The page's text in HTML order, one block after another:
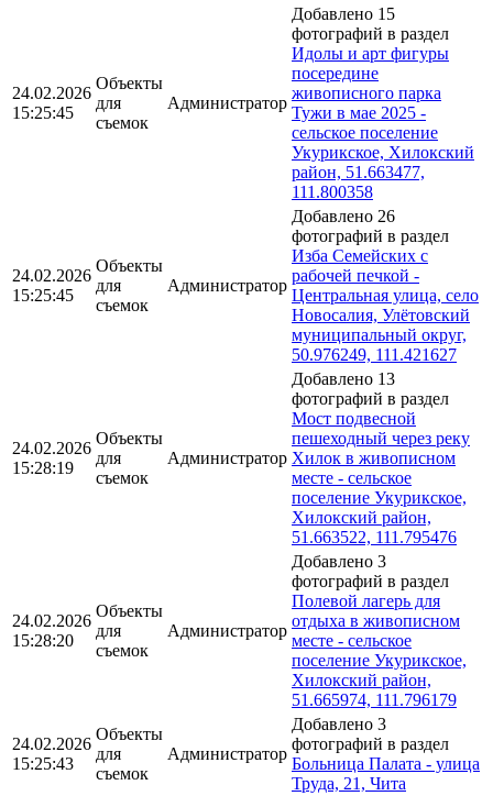
24.02.2026
15:25:45
Объекты
для
съемок
Администратор
Добавлено 15
фотографий в раздел
Идолы и арт фигуры
посередине
живописного парка
Тужи в мае 2025 -
сельское поселение
Укурикское, Хилокский
район, 51.663477,
111.800358
24.02.2026
15:25:45
Объекты
для
съемок
Администратор
Добавлено 26
фотографий в раздел
Изба Семейских с
рабочей печкой -
Центральная улица, село
Новосалия, Улётовский
муниципальный округ,
50.976249, 111.421627
24.02.2026
15:28:19
Объекты
для
съемок
Администратор
Добавлено 13
фотографий в раздел
Мост подвесной
пешеходный через реку
Хилок в живописном
месте - сельское
поселение Укурикское,
Хилокский район,
51.663522, 111.795476
24.02.2026
15:28:20
Объекты
для
съемок
Администратор
Добавлено 3
фотографий в раздел
Полевой лагерь для
отдыха в живописном
месте - сельское
поселение Укурикское,
Хилокский район,
51.665974, 111.796179
24.02.2026
15:25:43
Объекты
для
съемок
Администратор
Добавлено 3
фотографий в раздел
Больница Палата - улица
Труда, 21, Чита